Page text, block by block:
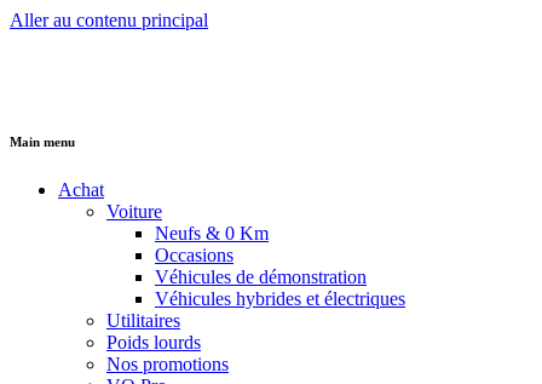
Aller au contenu principal
Main menu
Achat
Voiture
Neufs & 0 Km
Occasions
Véhicules de démonstration
Véhicules hybrides et électriques
Utilitaires
Poids lourds
Nos promotions